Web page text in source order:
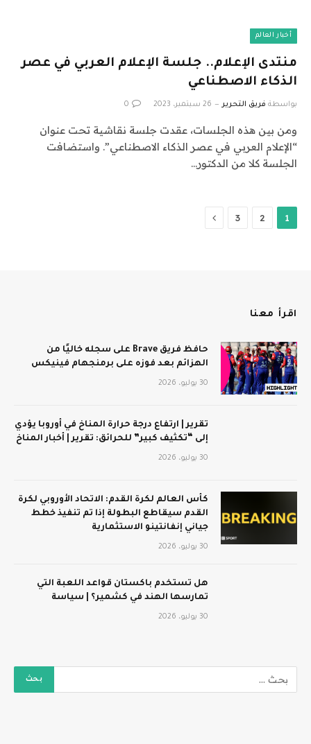
أخبار العالم
منتدى الإعلام.. جلسة الإعلام العربي في عصر
الذكاء الاصطناعي
بواسطة فريق التحرير 26 سبتمبر، 2023 0
ومن بين هذه الجلسات، عقدت جلسة نقاشية تحت عنوان
“الإعلام العربي في عصر الذكاء الاصطناعي”. واستضافت
الجلسة كلا من الدكتور…
1
2
3 التالي
اقرأ معنا
حافظ فريق Brave على سجله خاليًا من
الهزائم بعد فوزه على برمنجهام فينيكس
30 يوليو، 2026
تقرير | ارتفاع درجة حرارة المناخ في أوروبا يؤدي
إلى “تكثيف كبير” للحرائق: تقرير | أخبار المناخ
30 يوليو، 2026
كأس العالم لكرة القدم: الاتحاد الأوروبي لكرة
القدم سيقاطع البطولة إذا تم تنفيذ خطط
جياني إنفانتينو الاستثمارية
30 يوليو، 2026
هل تستخدم باكستان قواعد اللعبة التي
تمارسها الهند في كشمير؟ | سياسة
30 يوليو، 2026